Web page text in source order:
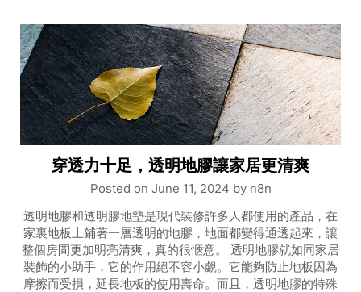
穿透力十足，透明地膠讓家居更清爽
Posted on June 11, 2024 by n8n
透明地膠和透明膠地墊是現代裝修許多人都使用的產品，在
家裏地板上鋪著一層透明的地膠，地面都變得通透起來，讓
整個房間更加明亮清爽，真的很愜意。 透明地膠就如同家居
裝飾的小助手，它的作用絕不容小覷。它能夠防止地板因為
摩擦而受損，延長地板的使用壽命。而且，透明地膠的特殊